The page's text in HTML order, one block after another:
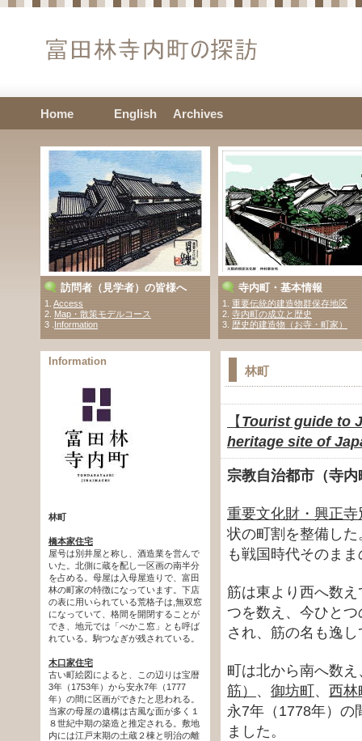
訪問者（見学者）の皆様へ
1. Access
2. Map・散策モデルコース
3 . Information
寺内町・基本情報
1. 重要伝統的建造物群保存地区
2. 寺内町の成立と歴史
3. 歴史的建造物（お寺・町家）
林町
【Tourist guide to
heritage site of
宗教自治都市（寺
重要文化財・興正
状の町割を整備し
も戦国時代そのま
筋は東より西へ数
つを数え、今ひと
され、筋の名も逸
町は北から南へ数え
筋） 、 御坊町、 西林
永7年（1778年）の
ました。
Information
林町
橋本家住宅
屋号は別井屋と称し、酒造業を営んで
いた。北側に蔵を配し一区画の南半分
を占める。母屋は入母屋造りで、富田
林の町家の特徴になっています。下店
の表に用いられている荒格子は,無双窓
になっていて、格間を開閉することが
でき、地元では「べかこ窓」とも呼ば
れている。駒つなぎが残されている。
木口家住宅
古い町絵図によると、この辺りは宝暦
3年（1753年）から安永7年（1777
年）の間に区画ができたと思われる。
当家の母屋の遺構は古風な面が多く１
８世紀中期の築造と推定される。敷地
内には江戸末期の土蔵２棟と明治の離
Home English Archives